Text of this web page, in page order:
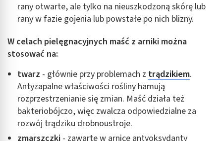
rany otwarte, ale tylko na nieuszkodzoną skórę lub
rany w fazie gojenia lub powstałe po nich blizny.
W celach pielęgnacyjnych maść z arniki można
stosować na:
twarz - głównie przy problemach z trądzikiem.
Antyzapalne właściwości rośliny hamują
rozprzestrzenianie się zmian. Maść działa też
bakteriobójczo, więc zwalcza odpowiedzialne za
rozwój trądziku drobnoustroje.
zmarszczki - zawarte w arnice antyoksydanty